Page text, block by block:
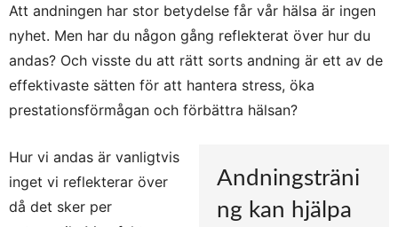
Att andningen har stor betydelse får vår hälsa är ingen
nyhet. Men har du någon gång reflekterat över hur du
andas? Och visste du att rätt sorts andning är ett av de
effektivaste sätten för att hantera stress, öka
prestationsförmågan och förbättra hälsan?
Andningsträni
ng kan hjälpa
Hur vi andas är vanligtvis
inget vi reflekterar över
då det sker per